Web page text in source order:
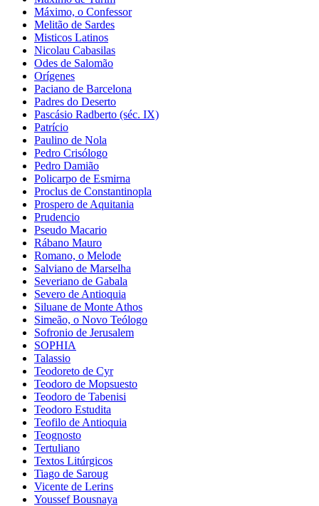
Máximo, o Confessor
Melitão de Sardes
Misticos Latinos
Nicolau Cabasilas
Odes de Salomão
Orígenes
Paciano de Barcelona
Padres do Deserto
Pascásio Radberto (séc. IX)
Patrício
Paulino de Nola
Pedro Crisólogo
Pedro Damião
Policarpo de Esmirna
Proclus de Constantinopla
Prospero de Aquitania
Prudencio
Pseudo Macario
Rábano Mauro
Romano, o Melode
Salviano de Marselha
Severiano de Gabala
Severo de Antioquia
Siluane de Monte Athos
Simeão, o Novo Teólogo
Sofronio de Jerusalem
SOPHIA
Talassio
Teodoreto de Cyr
Teodoro de Mopsuesto
Teodoro de Tabenisi
Teodoro Estudita
Teofilo de Antioquia
Teognosto
Tertuliano
Textos Litúrgicos
Tiago de Saroug
Vicente de Lerins
Youssef Bousnaya